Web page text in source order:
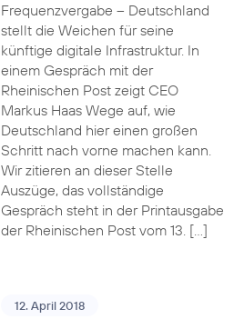
Frequenzvergabe – Deutschland
stellt die Weichen für seine
künftige digitale Infrastruktur. In
einem Gespräch mit der
Rheinischen Post zeigt CEO
Markus Haas Wege auf, wie
Deutschland hier einen großen
Schritt nach vorne machen kann.
Wir zitieren an dieser Stelle
Auszüge, das vollständige
Gespräch steht in der Printausgabe
der Rheinischen Post vom 13. […]
12. April 2018